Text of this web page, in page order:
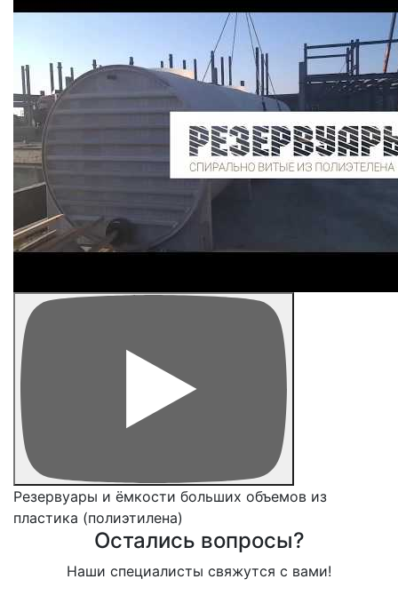
Резервуары и ёмкости больших объемов из
пластика (полиэтилена)
Остались вопросы?
Наши специалисты свяжутся с вами!